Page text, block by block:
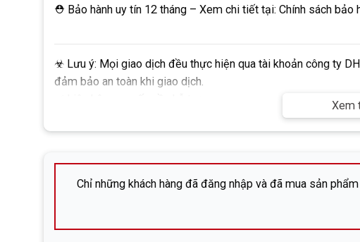
⛑ Bảo hành uy tín 12 tháng – Xem chi tiết tại: Chính sách bảo
☣ Lưu ý: Mọi giao dịch đều thực hiện qua tài khoản công ty
đảm bảo an toàn khi giao dịch.
株式会社DHP (Công ty cổ phần DHP)
SĐT:082-576-4715 (Mr. Đông)
Zalo:
Xem
Chỉ những khách hàng đã đăng nhập và đã mua sản